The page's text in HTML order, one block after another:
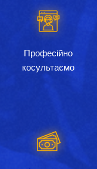
Професійно
косультаємо